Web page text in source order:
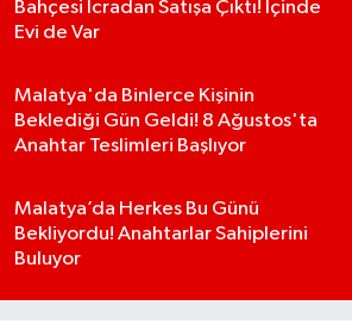
Bahçesi İcradan Satışa Çıktı! İçinde
Evi de Var
Malatya'da Binlerce Kişinin
Beklediği Gün Geldi! 8 Ağustos'ta
Anahtar Teslimleri Başlıyor
Malatya’da Herkes Bu Günü
Bekliyordu! Anahtarlar Sahiplerini
Buluyor